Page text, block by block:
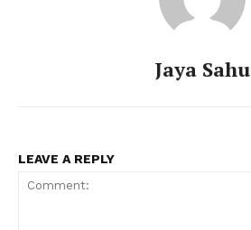
Jaya Sahu
LEAVE A REPLY